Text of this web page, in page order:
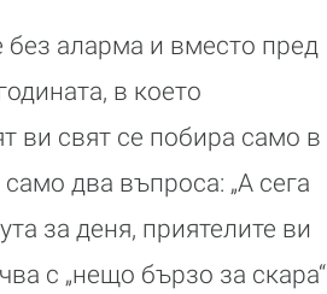
без аларма и вместо пред
в което
ви свят се побира само в
два въпроса: „А сега
за деня, приятелите ви
с „нещо бързо за скара“